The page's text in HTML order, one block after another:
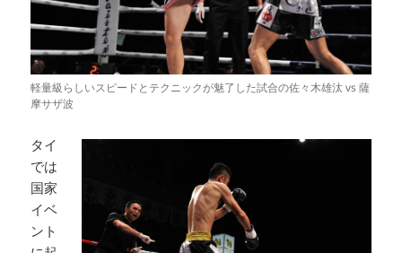
軽量級らしいスピードとテクニックが魅了した試合の佐々木雄汰 vs 薩
摩サザ波
タイ
では
国家
イベ
ント